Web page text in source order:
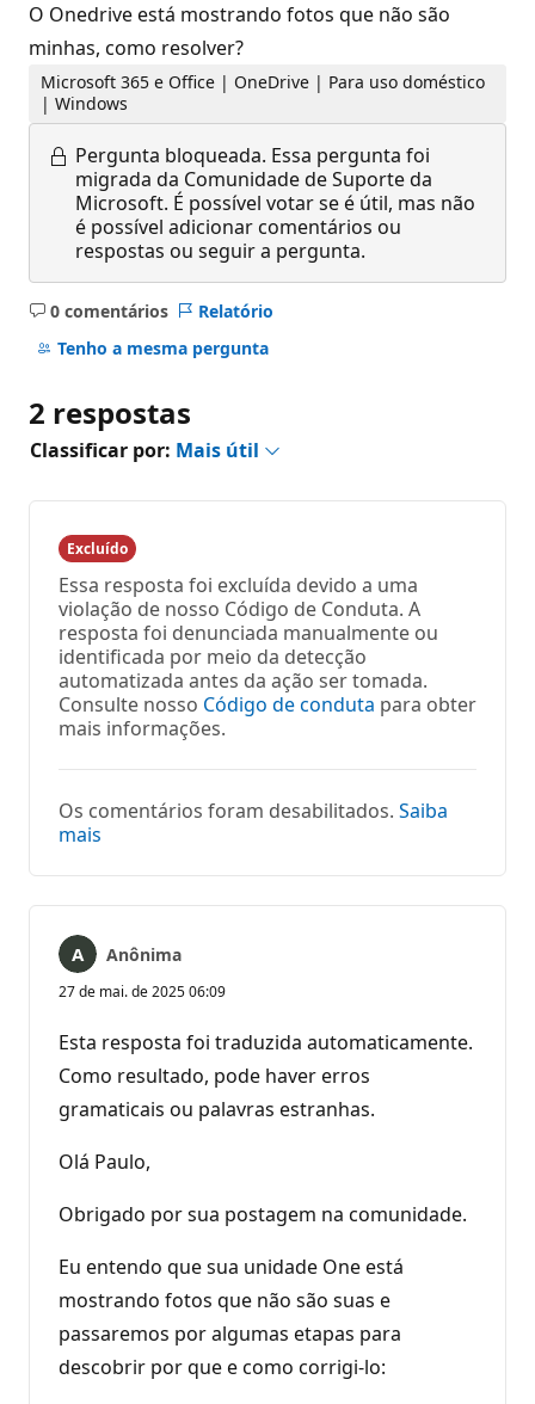
O Onedrive está mostrando fotos que não são
minhas, como resolver?
Microsoft 365 e Office | OneDrive | Para uso doméstico
| Windows
Pergunta bloqueada. Essa pergunta foi
migrada da Comunidade de Suporte da
Microsoft. É possível votar se é útil, mas não
é possível adicionar comentários ou
respostas ou seguir a pergunta.
0 comentários
Sem
comentários
Relatório
Tenho a mesma pergunta
2 respostas
Classificar por: Mais útil
Excluído
Essa resposta foi excluída devido a uma
violação de nosso Código de Conduta. A
resposta foi denunciada manualmente ou
identificada por meio da detecção
automatizada antes da ação ser tomada.
Consulte nosso Código de conduta para obter
mais informações.
Os comentários foram desabilitados. Saiba
mais
Anônima
27 de mai. de 2025 06:09
Esta resposta foi traduzida automaticamente.
Como resultado, pode haver erros
gramaticais ou palavras estranhas.
Olá Paulo,
Obrigado por sua postagem na comunidade.
Eu entendo que sua unidade One está
mostrando fotos que não são suas e
passaremos por algumas etapas para
descobrir por que e como corrigi-lo: